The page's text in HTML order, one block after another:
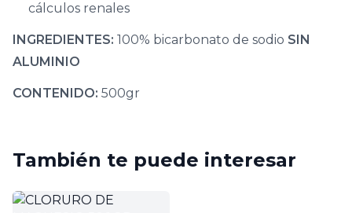
cálculos renales
INGREDIENTES: 100% bicarbonato de sodio SIN
ALUMINIO
CONTENIDO: 500gr
También te puede interesar